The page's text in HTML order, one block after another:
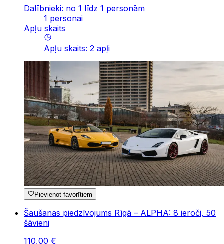
Dalībnieki: no 1 līdz 1 personām
1 personai
Apļu skaits
Apļu skaits: 2 apļi
Pievienot favorītiem
Šaušanas piedzīvojums Rīgā – ALPHA: 8 ieroči, 50
šāvieni
110,00 €